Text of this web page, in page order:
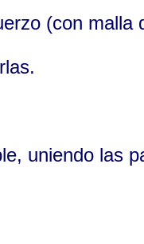
(con
uniendo las